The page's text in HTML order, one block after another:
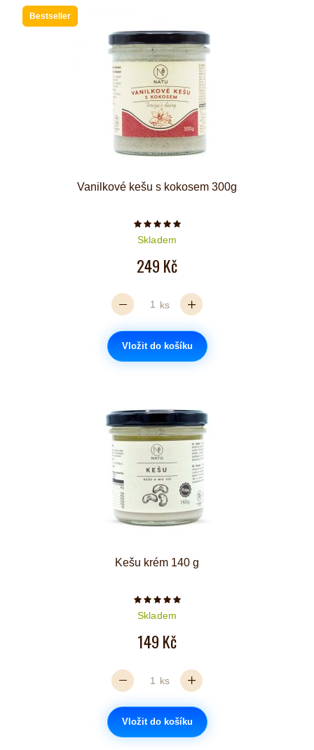
Bestseller
Vanilkové kešu s kokosem 300g
Počet hvězdiček je 5 z 5
Skladem
249 Kč
ks
Vložit do košíku
Kešu krém 140 g
Počet hvězdiček je 5 z 5
Skladem
149 Kč
ks
Vložit do košíku